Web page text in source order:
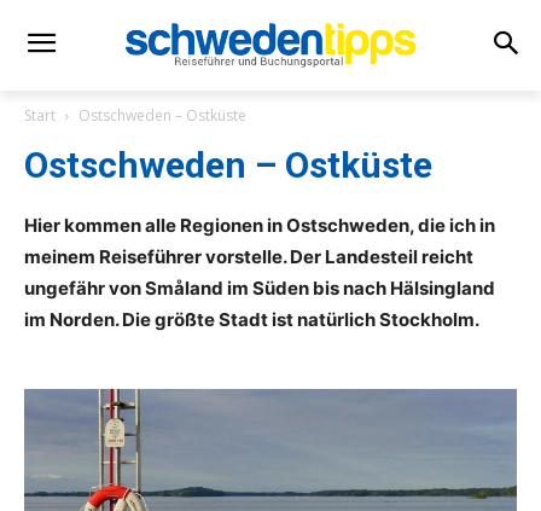
Start Ostschweden – Ostküste
Ostschweden – Ostküste
Hier kommen alle Regionen in Ostschweden, die ich in
meinem Reiseführer vorstelle. Der Landesteil reicht
ungefähr von Småland im Süden bis nach Hälsingland
im Norden. Die größte Stadt ist natürlich Stockholm.